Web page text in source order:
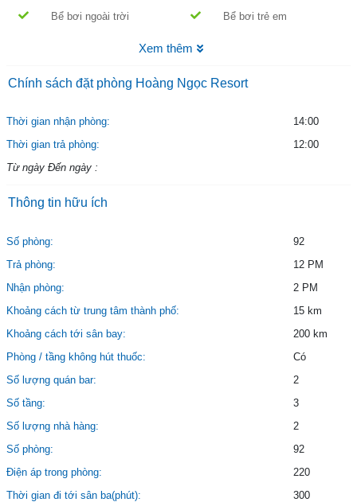
Bể bơi ngoài trời
Bể bơi trẻ em
Xem thêm
Chính sách đặt phòng Hoàng Ngọc Resort
Thời gian nhận phòng:
14:00
Thời gian trả phòng:
12:00
Từ ngày Đến ngày :
Thông tin hữu ích
Số phòng:
92
Trả phòng:
12 PM
Nhận phòng:
2 PM
Khoảng cách từ trung tâm thành phố:
15 km
Khoảng cách tới sân bay:
200 km
Phòng / tầng không hút thuốc:
Có
Số lượng quán bar:
2
Số tầng:
3
Số lượng nhà hàng:
2
Số phòng:
92
Điện áp trong phòng:
220
Thời gian đi tới sân ba(phút):
300